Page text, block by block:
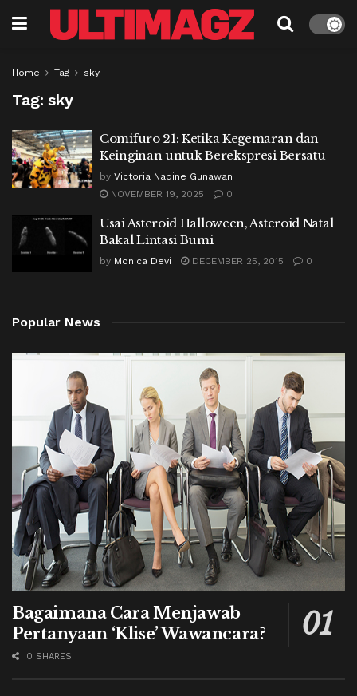
Home Tag sky
Tag: sky
Comifuro 21: Ketika Kegemaran dan
Keinginan untuk Berekspresi Bersatu
by Victoria Nadine Gunawan
NOVEMBER 19, 2025
0
Usai Asteroid Halloween, Asteroid Natal
Bakal Lintasi Bumi
by Monica Devi DECEMBER 25, 2015 0
Popular News
Bagaimana Cara Menjawab
Pertanyaan ‘Klise’ Wawancara?
0 SHARES